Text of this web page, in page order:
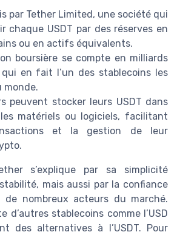
par Tether Limited, une société qui
chaque USDT par des réserves en
ou en actifs équivalents.
boursière se compte en milliards
en fait l’un des stablecoins les
monde.
peuvent stocker leurs USDT dans
matériels ou logiciels, facilitant
et la gestion de leur
s’explique par sa simplicité
mais aussi par la confiance
nombreux acteurs du marché.
d’autres stablecoins comme l’USD
des alternatives à l’USDT. Pour